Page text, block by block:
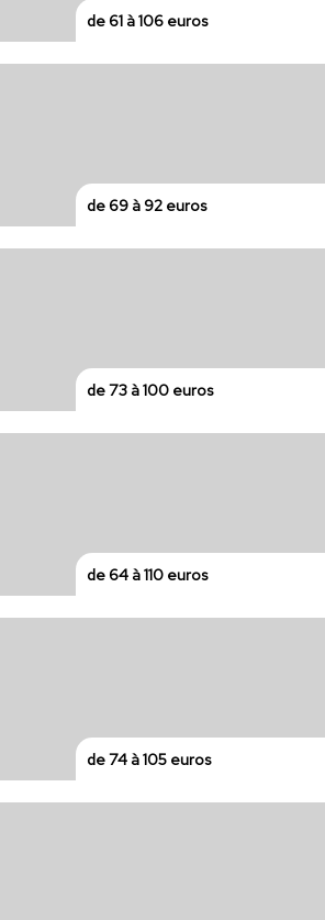
de 61 à 106 euros
de 69 à 92 euros
de 73 à 100 euros
de 64 à 110 euros
de 74 à 105 euros